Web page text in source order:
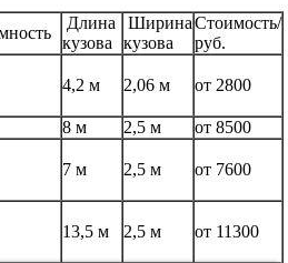
Длина
кузова
Ширина
кузова
Стоимость/
руб.
4,2 м 2,06 м от 2800
8 м 2,5 м
от 8500
7 м 2,5 м от 7600
13,5 м 2,5 м от 11300